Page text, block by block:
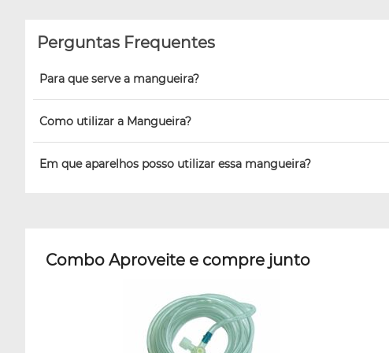
Perguntas Frequentes
Para que serve a mangueira?
Como utilizar a Mangueira?
Em que aparelhos posso utilizar essa mangueira?
Combo Aproveite e compre junto